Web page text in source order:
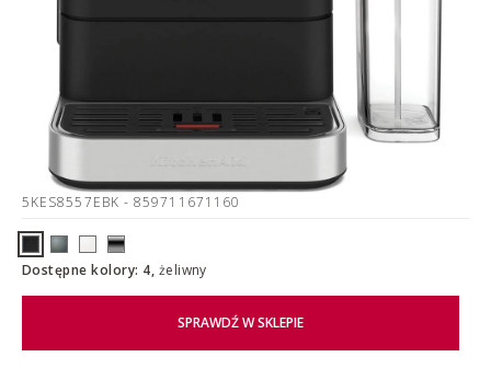
5KES8557EBK - 859711671160
Dostępne kolory: 4, żeliwny
SPRAWDŹ W SKLEPIE